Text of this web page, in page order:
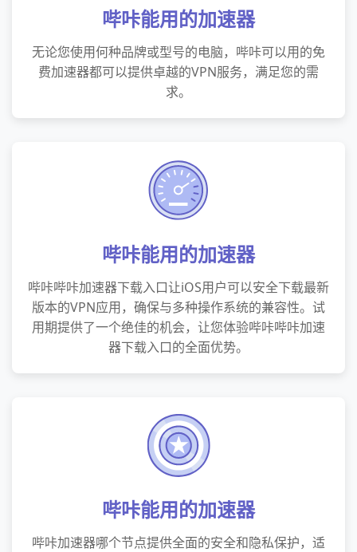
哔咔能用的加速器
无论您使用何种品牌或型号的电脑，哔咔可以用的免
费加速器都可以提供卓越的VPN服务，满足您的需
求。
哔咔能用的加速器
哔咔哔咔加速器下载入口让iOS用户可以安全下载最新
版本的VPN应用，确保与多种操作系统的兼容性。试
用期提供了一个绝佳的机会，让您体验哔咔哔咔加速
器下载入口的全面优势。
哔咔能用的加速器
哔咔加速器哪个节点提供全面的安全和隐私保护，适